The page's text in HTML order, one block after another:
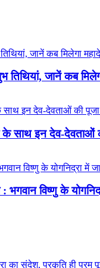
जानें कब
के साथ इन देव-देवताओं
विष्णु के